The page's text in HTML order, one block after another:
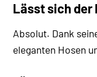
Lässt sich der
Absolut. Dank
eleganten Hosen